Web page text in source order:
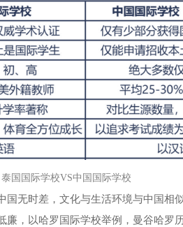
泰国国际学校VS中国国际学校
国无时差，文化与生活环境与中国相
，以哈罗国际学校举例，曼谷哈罗